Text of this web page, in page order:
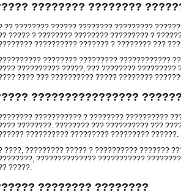
???????? ????????
?? ???????? ?????? ???????? ?????????
????? ? ???????? ???????? ????????? ?
?????????? ??????? ? ???????? ???
???????? ????????? ????????????
?????????? ?????, ??? ????????
???? ??? ?????????? ????? ????????
????????????????
??????????? ? ???????? ??????????
????????. ???????? ??? ?????????? ???
?????????? ????????? ????????? ??????.
????, ????????? ????? ? ?????????? ???????
?????????????? ???????????
?????.
???????? ????????